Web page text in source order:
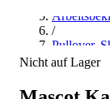
/
Pullover,
/
Nicht auf Lager